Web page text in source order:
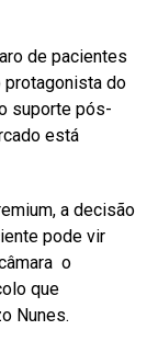
de pacientes
protagonista do
suporte pós-
está
a decisão
pode vir
o
que
Nunes.